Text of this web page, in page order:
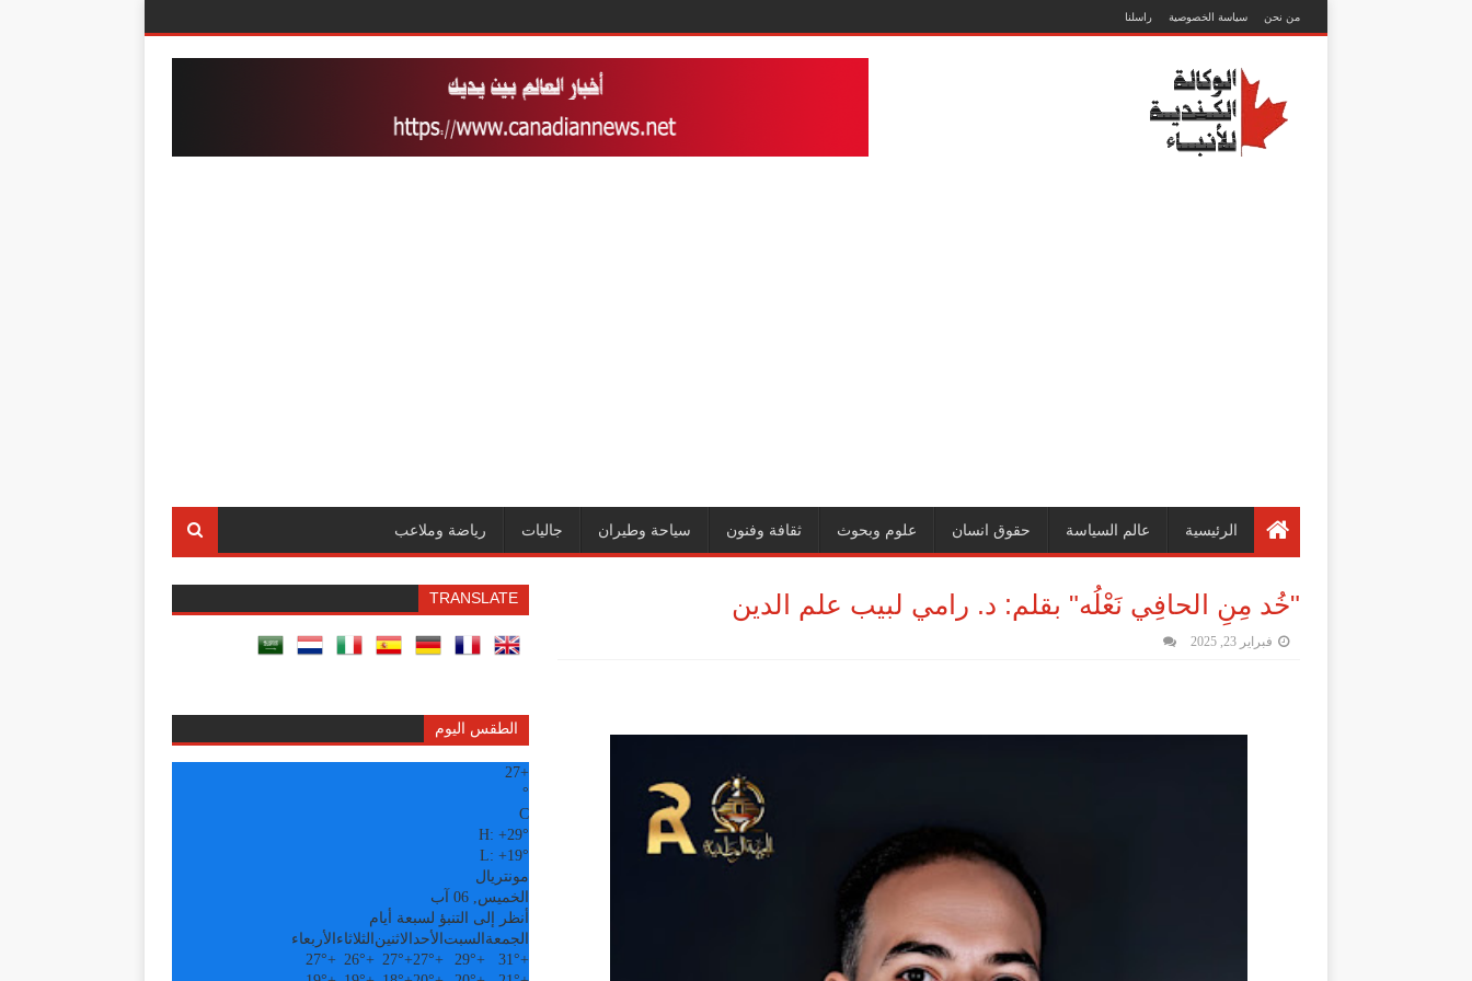
من نحن سياسة الخصوصية راسلنا
الرئيسية عالم السياسة حقوق انسان علوم وبحوث ثقافة وفنون سياحة وطيران جاليات رياضة وملاعب
"خُد مِنِ الحافِي نَعْلُه" بقلم: د. رامي لبيب علم الدين
فبراير 23, 2025
TRANSLATE
الطقس اليوم
+
27
°
C
H: +29°
L: +19°
مونتريال
الخميس, 06 آب
أنظر إلى التنبؤ لسبعة أيام
الجمعة السبت الأحد الاثنين الثلاثاء الأربعاء
+
31°
+
29°
+
27°
+
27°
+
26°
+
27°